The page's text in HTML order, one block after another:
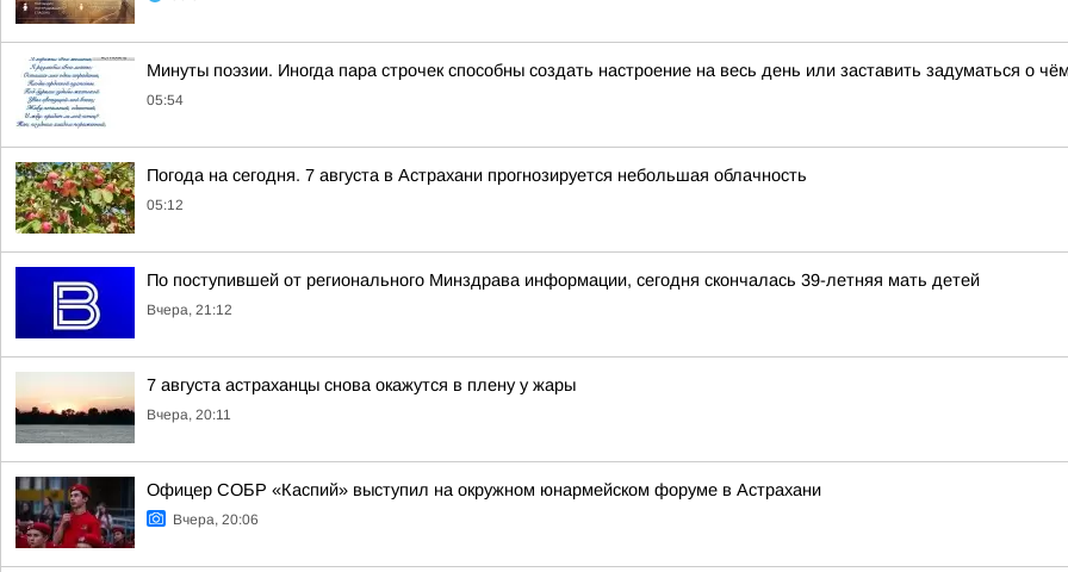
Минуты поэзии. Иногда пара строчек способны создать настроение на весь день или заставить задуматься о
05:54
Погода на сегодня. 7 августа в Астрахани прогнозируется небольшая облачность
05:12
По поступившей от регионального Минздрава информации, сегодня скончалась 39-летняя мать детей
Вчера, 21:12
7 августа астраханцы снова окажутся в плену у жары
Вчера, 20:11
Офицер СОБР «Каспий» выступил на окружном юнармейском форуме в Астрахани
Вчера, 20:06